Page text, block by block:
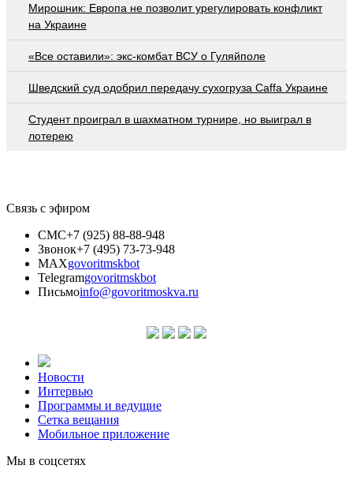
Мирошник: Европа не позволит урегулировать конфликт
на Украине
«Все оставили»: экс-комбат ВСУ о Гуляйполе
Шведский суд одобрил передачу сухогруза Caffa Украине
Студент проиграл в шахматном турнире, но выиграл в
лотерею
Связь с эфиром
СМС+7 (925) 88-88-948
Звонок+7 (495) 73-73-948
MAXgovoritmskbot
Telegramgovoritmskbot
Письмоinfo@govoritmoskva.ru
Новости
Интервью
Программы и ведущие
Сетка вещания
Мобильное приложение
Мы в соцсетях